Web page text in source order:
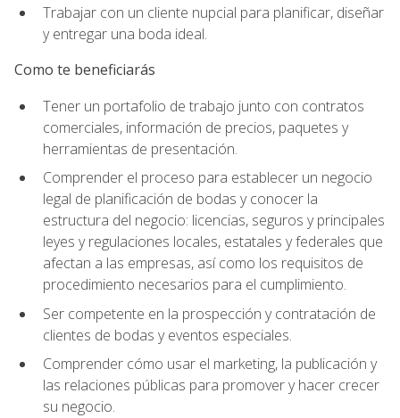
Trabajar con un cliente nupcial para planificar, diseñar
y entregar una boda ideal.
Como te beneficiarás
Tener un portafolio de trabajo junto con contratos
comerciales, información de precios, paquetes y
herramientas de presentación.
Comprender el proceso para establecer un negocio
legal de planificación de bodas y conocer la
estructura del negocio: licencias, seguros y principales
leyes y regulaciones locales, estatales y federales que
afectan a las empresas, así como los requisitos de
procedimiento necesarios para el cumplimiento.
Ser competente en la prospección y contratación de
clientes de bodas y eventos especiales.
Comprender cómo usar el marketing, la publicación y
las relaciones públicas para promover y hacer crecer
su negocio.